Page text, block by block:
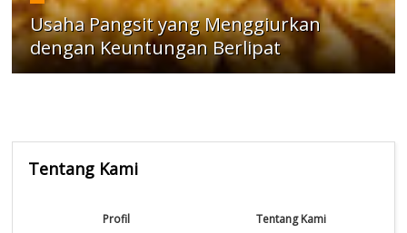
Usaha Pangsit yang Menggiurkan
dengan Keuntungan Berlipat
Tentang Kami
Profil Tentang Kami